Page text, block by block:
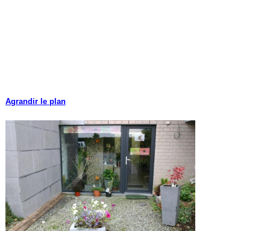
Agrandir le plan